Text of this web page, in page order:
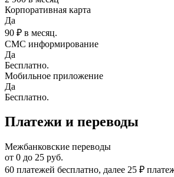
Корпоративная карта
Да
90 ₽ в месяц.
СМС информирование
Да
Бесплатно.
Мобильное приложение
Да
Бесплатно.
Платежи и переводы
Межбанковские переводы
от 0 до 25 руб.
60 платежей бесплатно, далее 25 ₽